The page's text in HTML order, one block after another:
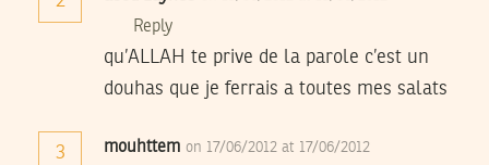
Reply
qu’ALLAH te prive de la parole c’est un
douhas que je ferrais a toutes mes salats
3 mouhttem on 17/06/2012 at 17/06/2012